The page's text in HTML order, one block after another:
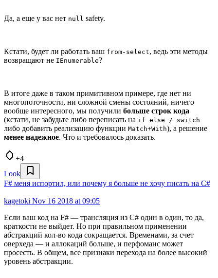
Да, а еще у вас нет null safety.
Кстати, будет ли работать ваш from-select, ведь эти методы
возвращают не IEnumerable?
В итоге даже в таком примитивном примере, где нет ни
многопоточности, ни сложной смены состояний, ничего
вообще интересного, мы получили больше строк кода
(кстати, не забудьте либо переписать на if else / switch
либо добавить реализацию функции Match+With), а решение
менее надежное. Что и требовалось доказать.
+4
Look
F# меня испортил, или почему я больше не хочу писать на C#
kagetoki Nov 16 2018 at 09:05
Если ваш код на F# — трансляция из C# один в один, то да,
краткости не выйдет. Но при правильном применении
абстракций кол-во кода сокращается. Временами, за счет
оверхеда — и аллокаций больше, и перфоманс может
просесть. В общем, все признаки перехода на более высокий
уровень абстракции.